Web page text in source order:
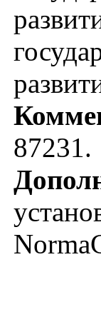
87231.